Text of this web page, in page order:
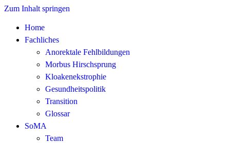
Zum Inhalt springen
Home
Fachliches
Anorektale Fehlbildungen
Morbus Hirschsprung
Kloakenekstrophie
Gesundheitspolitik
Transition
Glossar
SoMA
Team